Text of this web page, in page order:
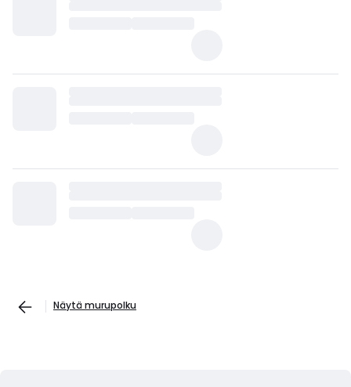
Näytä murupolku